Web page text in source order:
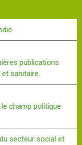
publications
sanitaire.
champ politique
secteur social et